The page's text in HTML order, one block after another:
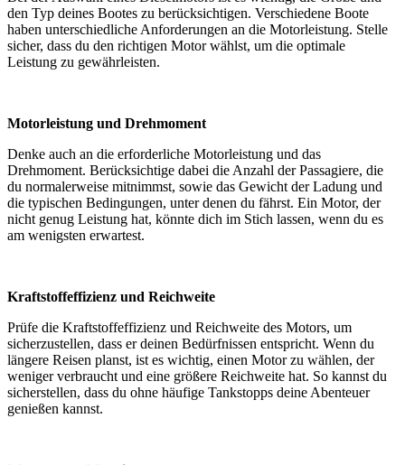
den Typ deines Bootes zu berücksichtigen. Verschiedene Boote
haben unterschiedliche Anforderungen an die Motorleistung. Stelle
sicher, dass du den richtigen Motor wählst, um die optimale
Leistung zu gewährleisten.
Motorleistung und Drehmoment
Denke auch an die erforderliche Motorleistung und das
Drehmoment. Berücksichtige dabei die Anzahl der Passagiere, die
du normalerweise mitnimmst, sowie das Gewicht der Ladung und
die typischen Bedingungen, unter denen du fährst. Ein Motor, der
nicht genug Leistung hat, könnte dich im Stich lassen, wenn du es
am wenigsten erwartest.
Kraftstoffeffizienz und Reichweite
Prüfe die Kraftstoffeffizienz und Reichweite des Motors, um
sicherzustellen, dass er deinen Bedürfnissen entspricht. Wenn du
längere Reisen planst, ist es wichtig, einen Motor zu wählen, der
weniger verbraucht und eine größere Reichweite hat. So kannst du
sicherstellen, dass du ohne häufige Tankstopps deine Abenteuer
genießen kannst.